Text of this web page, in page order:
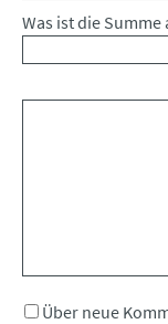
Was ist die Summe
Über neue